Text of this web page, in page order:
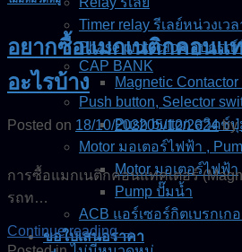
Timer relay รีเลย์หน่วงเวล
Phase protection อุปกร
CAP BANK
Magnetic
Push button, Selector
Push button สวิตช์
Motor มอเตอร์ไฟฟ้า ,
Motor มอเตอร์ไฟฟ้า
Pump ปั๊มน้ำ
ACB แอร์เซอร์กิตเบรกเก
ขอใบเสนอราคา
อยากซื้อแมกเนติกคอนแ
อะไรบ้าง
Posted on 18/10/202205/12/2024 by
การซื้อแมกเนติกคอนแทคเตอร์
รถท…
Continue reading→